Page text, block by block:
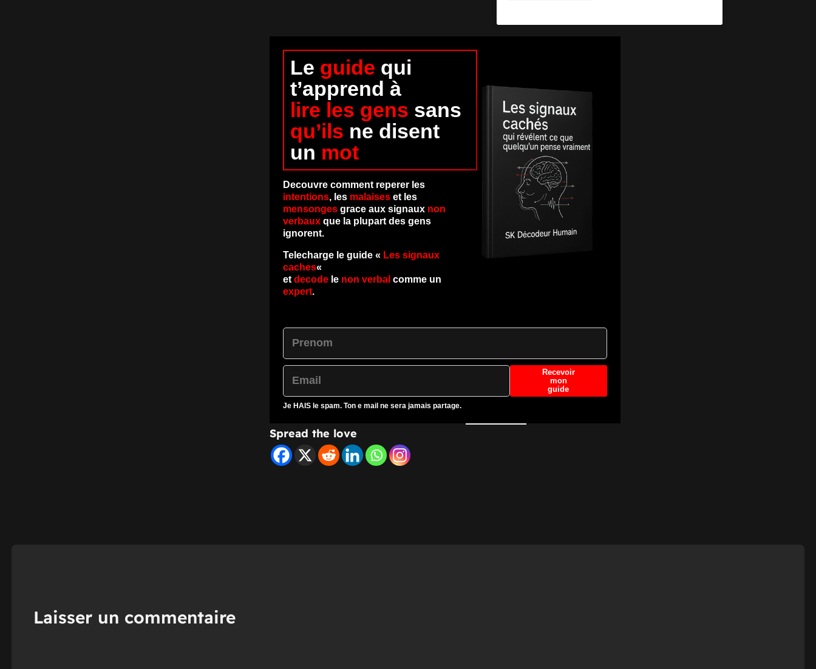
Le guide qui
t’apprend à
lire les gens sans
qu’ils ne disent
un mot
Decouvre comment reperer les
intentions, les malaiseset les
mensongesgrace aux signaux non
verbauxque la plupart des gens
ignorent.
Telecharge le guide « Les signaux
caches«
et decodele non verbal comme un
expert.
Recevoir
mon
guide
Je HAISle spam. Ton e mail ne sera jamais partage.
Spread the love
Laisser un commentaire